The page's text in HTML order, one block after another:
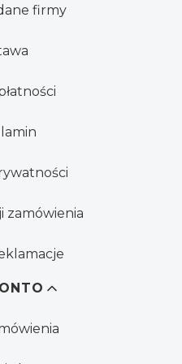
firmy
zamówienia